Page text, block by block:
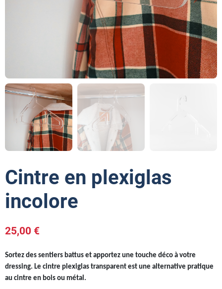
Cintre en plexiglas
incolore
25,00 €
Sortez des sentiers battus et apportez une touche déco à votre
dressing. Le cintre plexiglas transparent est une alternative pratique
au cintre en bois ou métal.